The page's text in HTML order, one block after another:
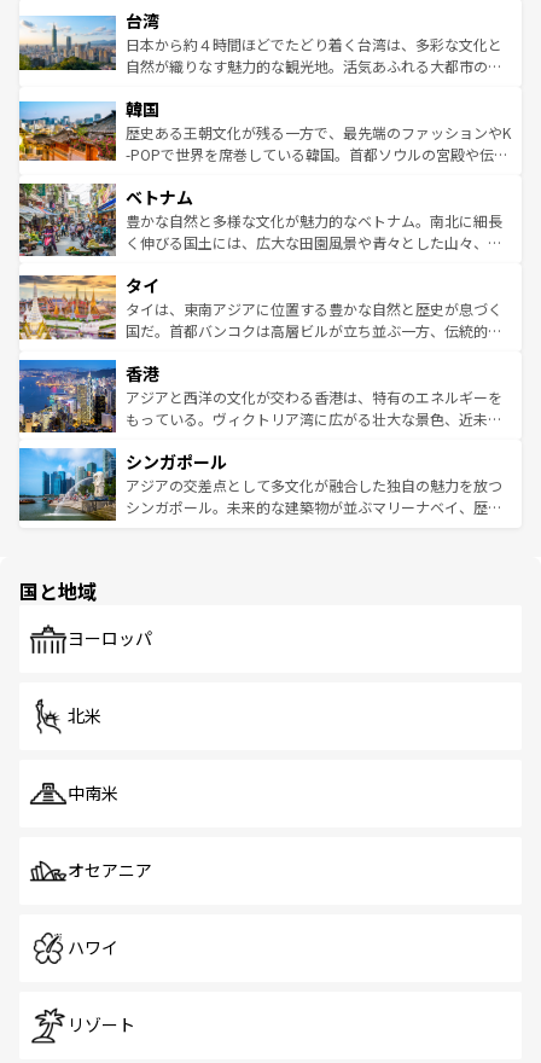
ならではの贅沢な旅のスタイルだ。 なお、新着のアメリカ
情報はコンテンツ一覧を参照してほしい。
れるおもてなしの心で訪れる人々を迎えてくれるハワイの
人々、おいしいローカルフードやハワイアンミュージッ
ク、伝統的なフラダンスなど、すべてがハワイの魅力を彩
ワイを、存分に味わってほしい。 なお、新着のハワイ情報
はコンテンツ一覧を参照してほしい。
リアリーフや大陸中央部にそびえるウルル（エアーズロッ
ク）、タスマニアの美しい原生林やケアンズの熱帯雨林な
ど、見どころがたくさん。また、カフェやワイン、オージ
いる。アクティビティも充実しており、サーフィンやダイ
ビング、ハイキングなど、アウトドア好きにはたまらな
い。オーストラリアの多彩な魅力を存分に味わいつくそ
参照してほしい。
台湾
日本から約４時間ほどでたどり着く台湾は、多彩な文化と
自然が織りなす魅力的な観光地。活気あふれる大都市の台
ン）、静ひつな山岳地帯である台湾東部など、都市の喧騒
と山間の静けさが共存しており、訪れる人に新しい発見と
驚きをもたらしてくれる。また、奥深い台湾の食文化も魅
容にもいいと評判のスイーツなど、バラエティ豊かな料理
が味わえる。 なお、新着の台湾情報は コンテンツ一覧を参
照してほしい。
韓国
歴史ある王朝文化が残る一方で、最先端のファッションやK
-POPで世界を席巻している韓国。首都ソウルの宮殿や伝統
き、地方に足を延ばせば四季折々の自然美を楽しむことが
できる。そして、キムチや焼肉、絶品のストリートフード
まで、さまざまな韓国料理が待っている。夜には、韓国な
リティに包まれながら、韓国の多彩な魅力を心ゆくまで味
わってみてほしい。 なお、新着の韓国情報はコンテンツ一
覧を参照してほしい。
ベトナム
豊かな自然と多様な文化が魅力的なベトナム。南北に細長
く伸びる国土には、広大な田園風景や青々とした山々、世
急速な発展と共に伝統が息づく。ハノイの古い町並みやホ
ーチミン市のフランス統治時代の建物も、独特の雰囲気を
醸し出している。また、バラエティの豊かさとおいしさで
とつ。フォーやバインミー、ベトナムコーヒーなどは、ぜ
ひ現地で味わいたい。どの地域を訪れてもあたたかい人々
が旅行者を迎えてくれるので、きっと忘れられない旅にな
参照してほしい。
タイ
タイは、東南アジアに位置する豊かな自然と歴史が息づく
国だ。首都バンコクは高層ビルが立ち並ぶ一方、伝統的な
の活気が交差している。北部ではチェンマイなどの山岳地
帯で自然と触れ合い、南部ではプーケットやクラビの美し
いビーチでリゾート気分を楽しむことができる。タイ料理
激する。気候は一年中温暖で、どの季節にも異なる楽しみ
が待っている。親しみやすいタイの人々、仏教を中心とし
た文化、そして多様な観光資源が、訪れる旅人を魅了し続
香港
アジアと西洋の文化が交わる香港は、特有のエネルギーを
もっている。ヴィクトリア湾に広がる壮大な景色、近未来
み、どこを訪れても感動するはず。観光スポットが密集し
ており、効率よく見どころを回れるのも魅力。息をのむよ
うな絶景から文化的な体験まで、香港を存分に楽しみ尽く
シンガポール
アジアの交差点として多文化が融合した独自の魅力を放つ
シンガポール。未来的な建築物が並ぶマリーナベイ、歴史
で、ホーカーズは地元の風情を楽しめる外せないスポット
国と地域
ヨーロッパ
北米
中南米
オセアニア
ハワイ
リゾート